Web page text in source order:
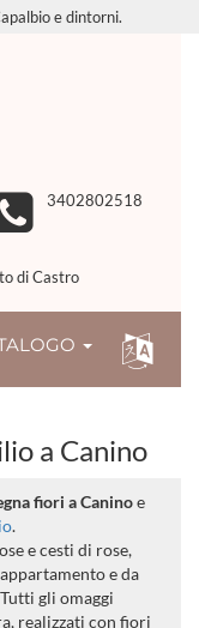
e dintorni.
3402802518
di Castro
a Canino
fiori a Caninoe
.
e cesti di rose,
e da
gli omaggi
realizzati con fiori